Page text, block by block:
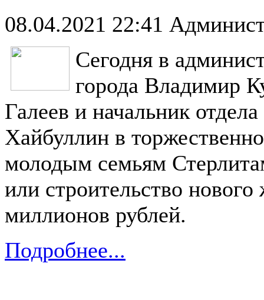
08.04.2021 22:41
Сегодня в
города Владимир
Галеев и начальник
Хайбуллин в
молодым семьям
или строительство
миллионов рублей.
Подробнее...